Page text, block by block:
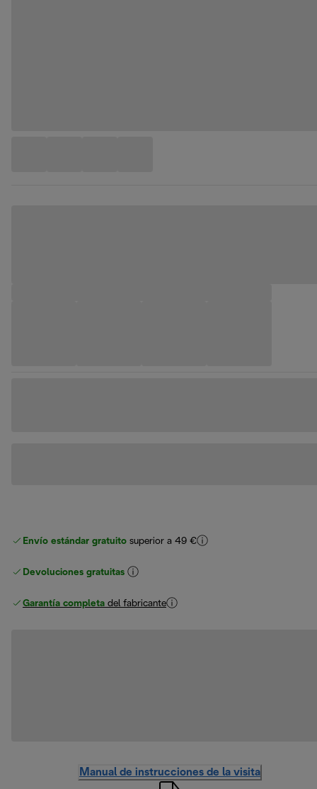
Envío estándar gratuito superior a 49 €
Devoluciones gratuitas
Garantía completa del fabricante
Manual de instrucciones de la visita